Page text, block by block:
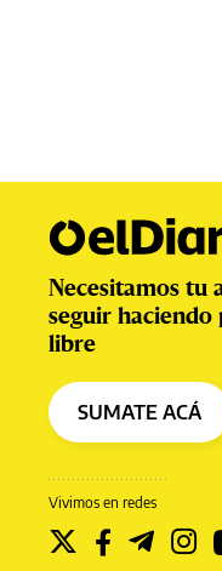
Vivimos en redes
Necesitamos tu
seguir haciendo
libre
SUMATE ACÁ